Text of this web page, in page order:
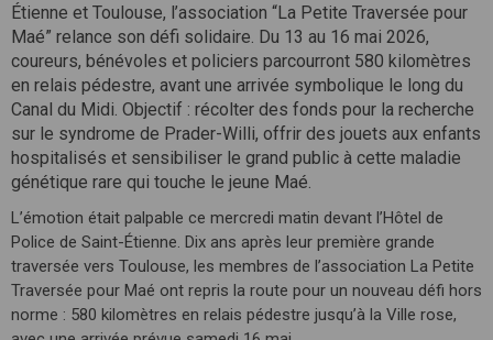
Étienne et Toulouse, l’association “La Petite Traversée pour
Maé” relance son défi solidaire. Du 13 au 16 mai 2026,
coureurs, bénévoles et policiers parcourront 580 kilomètres
en relais pédestre, avant une arrivée symbolique le long du
Canal du Midi. Objectif : récolter des fonds pour la recherche
sur le syndrome de Prader-Willi, offrir des jouets aux enfants
hospitalisés et sensibiliser le grand public à cette maladie
génétique rare qui touche le jeune Maé.
L’émotion était palpable ce mercredi matin devant l’Hôtel de
Police de Saint-Étienne. Dix ans après leur première grande
traversée vers Toulouse, les membres de l’association La Petite
Traversée pour Maé ont repris la route pour un nouveau défi hors
norme : 580 kilomètres en relais pédestre jusqu’à la Ville rose,